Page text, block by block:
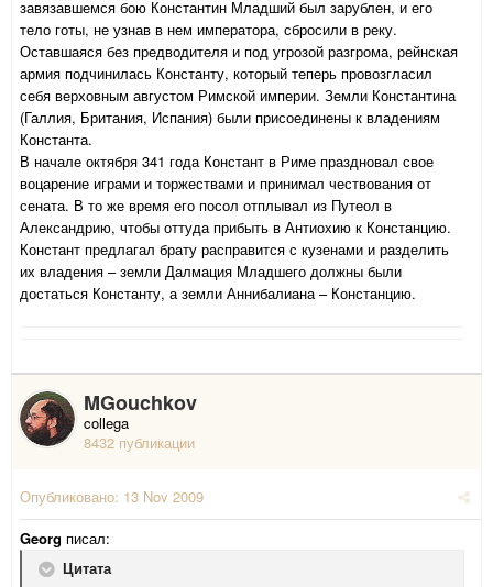
завязавшемся бою Константин Младший был зарублен, и его
тело готы, не узнав в нем императора, сбросили в реку.
Оставшаяся без предводителя и под угрозой разгрома, рейнская
армия подчинилась Константу, который теперь провозгласил
себя верховным августом Римской империи. Земли Константина
(Галлия, Британия, Испания) были присоединены к владениям
Константа.
В начале октября 341 года Констант в Риме праздновал свое
воцарение играми и торжествами и принимал чествования от
сената. В то же время его посол отплывал из Путеол в
Александрию, чтобы оттуда прибыть в Антиохию к Констанцию.
Констант предлагал брату расправится с кузенами и разделить
их владения – земли Далмация Младшего должны были
достаться Константу, а земли Аннибалиана – Констанцию.
MGouchkov
collega
8432 публикации
Опубликовано: 13 Nov 2009
Georg писал:
Цитата